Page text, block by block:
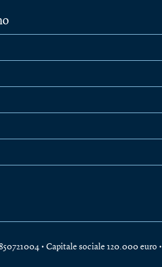
• Capitale sociale 120.000 euro •